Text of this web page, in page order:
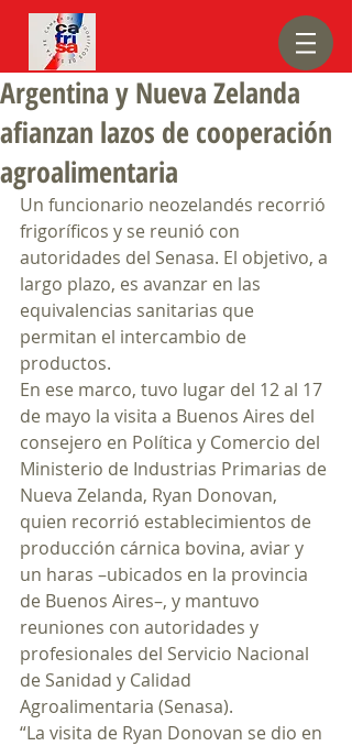
Argentina y Nueva Zelanda
afianzan lazos de cooperación
agroalimentaria
Un funcionario neozelandés recorrió
frigoríficos y se reunió con
autoridades del Senasa. El objetivo, a
largo plazo, es avanzar en las
equivalencias sanitarias que
permitan el intercambio de
productos.
En ese marco, tuvo lugar del 12 al 17
de mayo la visita a Buenos Aires del
consejero en Política y Comercio del
Ministerio de Industrias Primarias de
Nueva Zelanda, Ryan Donovan,
quien recorrió establecimientos de
producción cárnica bovina, aviar y
un haras –ubicados en la provincia
de Buenos Aires–, y mantuvo
reuniones con autoridades y
profesionales del Servicio Nacional
de Sanidad y Calidad
Agroalimentaria (Senasa).
“La visita de Ryan Donovan se dio en